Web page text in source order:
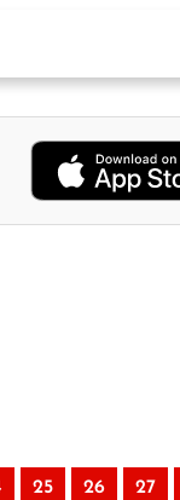
25 26 27